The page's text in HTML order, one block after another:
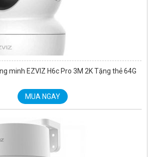
minh EZVIZ H6c Pro 3M 2K Tặng thẻ 64G
MUA NGAY